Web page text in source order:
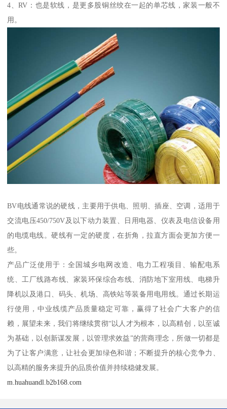
4、RV：也是软线，是更多股铜丝绞在一起的单芯线，家装一般不
用。
BV电线通常说的硬线，主要用于供电、照明、插座、空调，适用于
交流电压450/750V及以下动力装置、日用电器、仪表及电信设备用
的电缆电线。硬线有一定的硬度，在折角，拉直方面会更加方便一
些。
产品广泛使用于：全国城乡电网改造、电力工程项目、输配电系
统、工厂线路布线、家装环保综合布线、消防地下室用线、电梯升
降机以及港口、码头、机场、高铁站等装备用电用线。通过长期运
行使用，中业线缆产品质量稳定可靠，赢得了社会广大客户的信
赖，展望未来，我们将继续贯彻“以人才为根本，以高精创，以至诚
为基础，以创新谋发展，以管理求效益”的营商理念，所做一切都是
为了让客户满意，让社会更加绿色和谐；不断提升的核心竞争力、
以高精的服务来提升的品质价值并持续稳健发展。
m.huahuandl.b2b168.com